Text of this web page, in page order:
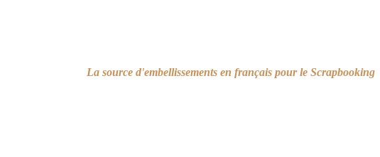
La source d'embellissements en français pour le Scrapbooking